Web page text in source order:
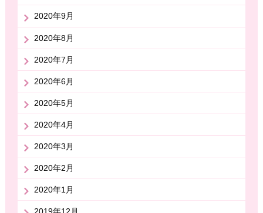
2020年9月
2020年8月
2020年7月
2020年6月
2020年5月
2020年4月
2020年3月
2020年2月
2020年1月
2019年12月